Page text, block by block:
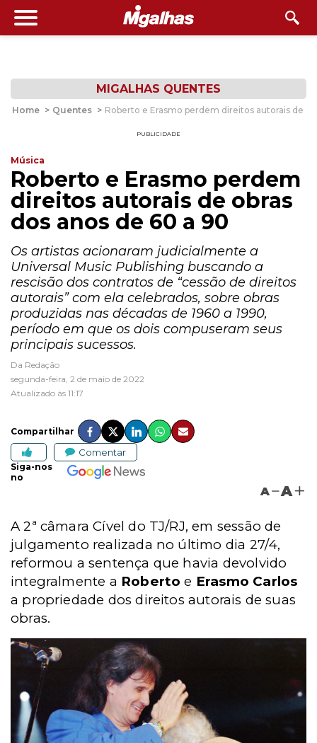
MIGALHAS QUENTES
Home > Quentes > Roberto e Erasmo perdem direitos autorais de
PUBLICIDADE
Música
Roberto e Erasmo perdem
direitos autorais de obras
dos anos de 60 a 90
Os artistas acionaram judicialmente a
Universal Music Publishing buscando a
rescisão dos contratos de “cessão de direitos
autorais” com ela celebrados, sobre obras
produzidas nas décadas de 1960 a 1990,
período em que os dois compuseram seus
principais sucessos.
Da Redação
segunda-feira, 2 de maio de 2022
Atualizado às 11:17
Compartilhar
Comentar
Siga-nos
no
A A
A 2ª câmara Cível do TJ/RJ, em sessão de
julgamento realizada no último dia 27/4,
reformou a sentença que havia devolvido
integralmente a Roberto e Erasmo Carlos
a propriedade dos direitos autorais de suas
obras.